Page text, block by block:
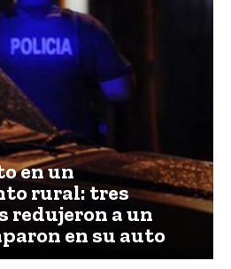
en un
rural: tres
redujeron a un
en su auto